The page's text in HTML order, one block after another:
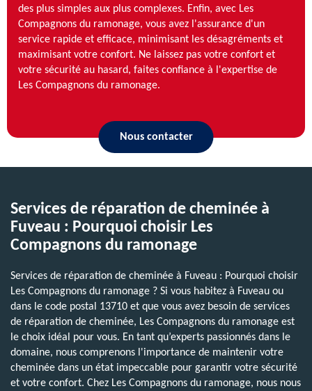
des plus simples aux plus complexes. Enfin, avec Les
Compagnons du ramonage, vous avez l'assurance d'un
service rapide et efficace, minimisant les désagréments et
maximisant votre confort. Ne laissez pas votre confort et
votre sécurité au hasard, faites confiance à l'expertise de
Les Compagnons du ramonage.
Nous contacter
Services de réparation de cheminée à
Fuveau : Pourquoi choisir Les
Compagnons du ramonage
Services de réparation de cheminée à Fuveau : Pourquoi choisir
Les Compagnons du ramonage ? Si vous habitez à Fuveau ou
dans le code postal 13710 et que vous avez besoin de services
de réparation de cheminée, Les Compagnons du ramonage est
le choix idéal pour vous. En tant qu’experts passionnés dans le
domaine, nous comprenons l'importance de maintenir votre
cheminée dans un état impeccable pour garantir votre sécurité
et votre confort. Chez Les Compagnons du ramonage, nous nous